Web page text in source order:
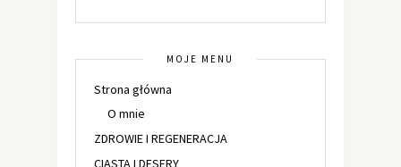
MOJE MENU
Strona główna
O mnie
ZDROWIE I REGENERACJA
CIASTA I DESERY